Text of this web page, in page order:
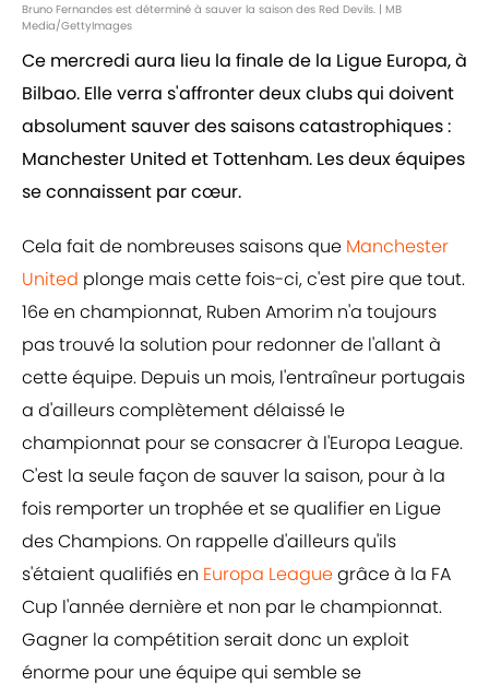
Bruno Fernandes est déterminé à sauver la saison des Red Devils. | MB
Media/GettyImages
Ce mercredi aura lieu la finale de la Ligue Europa, à
Bilbao. Elle verra s'affronter deux clubs qui doivent
absolument sauver des saisons catastrophiques :
Manchester United et Tottenham. Les deux équipes
se connaissent par cœur.
Cela fait de nombreuses saisons que Manchester
United plonge mais cette fois-ci, c'est pire que tout.
16e en championnat, Ruben Amorim n'a toujours
pas trouvé la solution pour redonner de l'allant à
cette équipe. Depuis un mois, l'entraîneur portugais
a d'ailleurs complètement délaissé le
championnat pour se consacrer à l'Europa League.
C'est la seule façon de sauver la saison, pour à la
fois remporter un trophée et se qualifier en Ligue
des Champions. On rappelle d'ailleurs qu'ils
s'étaient qualifiés en Europa Leaguegrâce à la FA
Cup l'année dernière et non par le championnat.
Gagner la compétition serait donc un exploit
énorme pour une équipe qui semble se